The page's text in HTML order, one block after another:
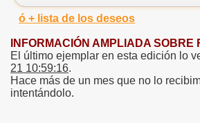
ó + lista de los deseos
INFORMACIÓN AMPLIADA SOBRE
El último ejemplar en esta edición lo
21 10:59:16.
Hace más de un mes que no lo
intentándolo.